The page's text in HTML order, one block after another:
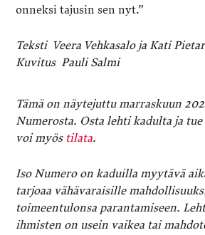
onneksi tajusin sen nyt.”
Teksti Veera Vehkasalo ja Kati
Kuvitus Pauli Salmi
Tämä on näytejuttu marraskuun
Numerosta. Osta lehti kadulta ja
voi myös tilata.
Iso Numero on kaduilla myytävä
tarjoaa vähävaraisille
toimeentulonsa parantamiseen.
ihmisten on usein vaikea tai